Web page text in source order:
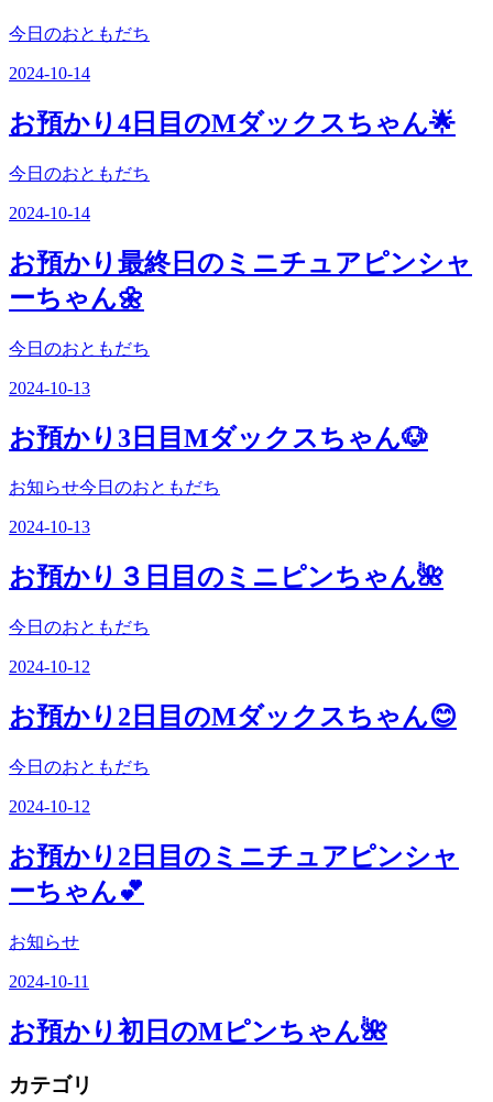
今日のおともだち
2024-10-14
お預かり4日目のMダックスちゃん🌟
今日のおともだち
2024-10-14
お預かり最終日のミニチュアピンシャ
ーちゃん🌼
今日のおともだち
2024-10-13
お預かり3日目Mダックスちゃん🐶
お知らせ今日のおともだち
2024-10-13
お預かり３日目のミニピンちゃん🌺
今日のおともだち
2024-10-12
お預かり2日目のMダックスちゃん😊
今日のおともだち
2024-10-12
お預かり2日目のミニチュアピンシャ
ーちゃん💕
お知らせ
2024-10-11
お預かり初日のMピンちゃん🌺
カテゴリ